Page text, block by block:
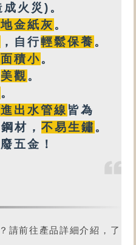
火災)。
金紙灰 。
，自行輕鬆保養 。
積小。
美觀。
。
出水管線 皆為
材， 不易生鏽 。
五金！
請前往產品詳細介紹，了